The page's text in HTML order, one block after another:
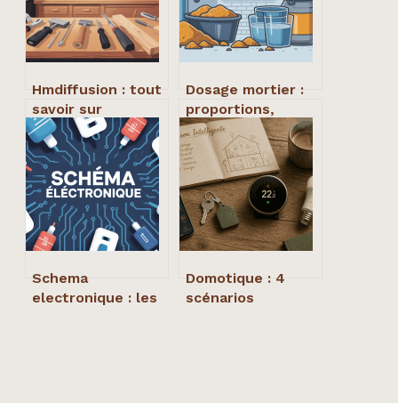
Hmdiffusion : tout
savoir sur
l’enseigne, le site
et les alternatives
Dosage mortier :
proportions,
méthodes et
conseils pour un
résultat fiable
Schema
electronique : les
Domotique : 4
scénarios